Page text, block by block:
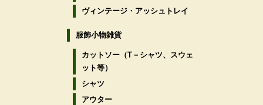
ヴィンテージ・アッシュトレイ
服飾小物雑貨
カットソー（T－シャツ、スウェ
ット等）
シャツ
アウター